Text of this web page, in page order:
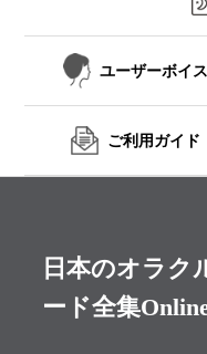
ユーザーボイス
ご利用ガイド
日本のオラク
ード全集